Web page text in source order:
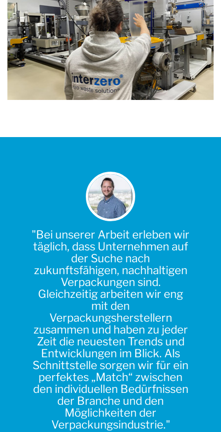
"Bei unserer Arbeit erleben wir
täglich, dass Unternehmen auf
der Suche nach
zukunftsfähigen, nachhaltigen
Verpackungen sind.
Gleichzeitig arbeiten wir eng
mit den
Verpackungsherstellern
zusammen und haben zu jeder
Zeit die neuesten Trends und
Entwicklungen im Blick. Als
Schnittstelle sorgen wir für ein
perfektes „Match“ zwischen
den individuellen Bedürfnissen
der Branche und den
Möglichkeiten der
Verpackungsindustrie."